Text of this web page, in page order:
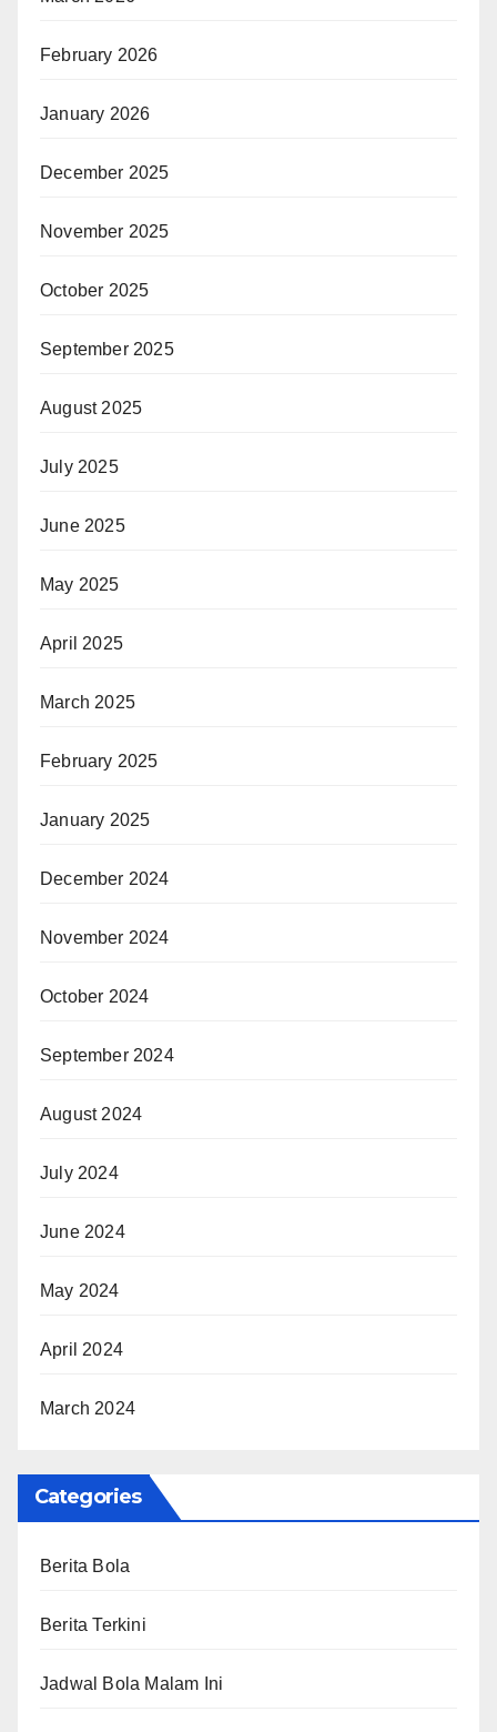
February 2026
January 2026
December 2025
November 2025
October 2025
September 2025
August 2025
July 2025
June 2025
May 2025
April 2025
March 2025
February 2025
January 2025
December 2024
November 2024
October 2024
September 2024
August 2024
July 2024
June 2024
May 2024
April 2024
March 2024
Categories
Berita Bola
Berita Terkini
Jadwal Bola Malam Ini